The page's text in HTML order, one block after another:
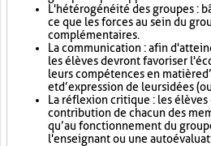
L'hétérogénéité des groupes :
ce que les forces au sein du
complémentaires.
La communication : afin
les élèves devront favoriser
leurs compétences en matière
et d’expression de leurs idées
La réflexion critique : les
contribution de chacun des
qu’au fonctionnement du
l'enseignant ou une